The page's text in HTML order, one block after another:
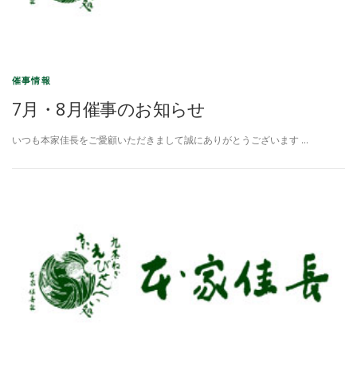
催事情報
7月・8月催事のお知らせ
いつも本家佳長をご愛顧いただきまして誠にありがとうございます …